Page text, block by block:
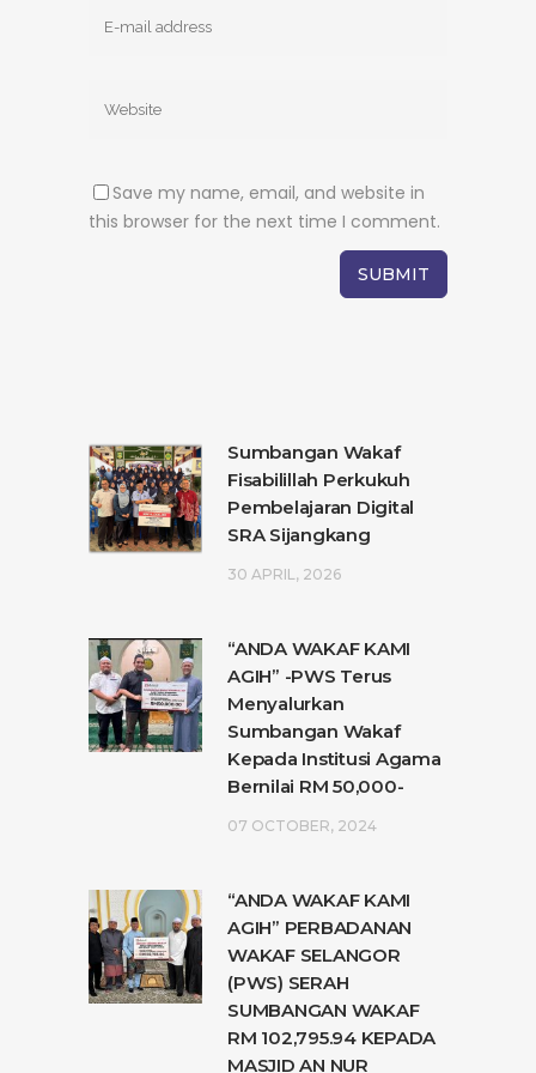
Save my name, email, and website in
this browser for the next time I comment.
Sumbangan Wakaf
Fisabilillah Perkukuh
Pembelajaran Digital
SRA Sijangkang
30 APRIL, 2026
“ANDA WAKAF KAMI
AGIH” -PWS Terus
Menyalurkan
Sumbangan Wakaf
Kepada Institusi Agama
Bernilai RM 50,000-
07 OCTOBER, 2024
“ANDA WAKAF KAMI
AGIH” PERBADANAN
WAKAF SELANGOR
(PWS) SERAH
SUMBANGAN WAKAF
RM 102,795.94 KEPADA
MASJID AN NUR